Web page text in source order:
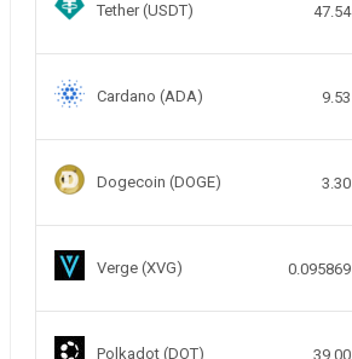
Tether (USDT) 47.54
Cardano (ADA) 9.53
Dogecoin (DOGE) 3.30
Verge (XVG) 0.095869
Polkadot (DOT) 39.00